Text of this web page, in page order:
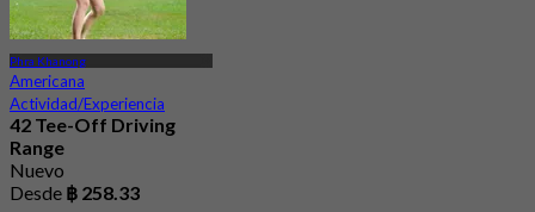
Phra Khanong
Americana
Actividad/Experiencia
42 Tee-Off Driving
Range
Nuevo
Desde ฿ 258.33